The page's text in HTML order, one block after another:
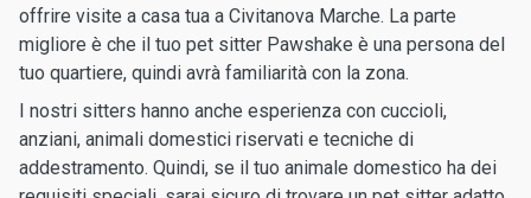
offrire visite a casa tua a Civitanova Marche. La parte
migliore è che il tuo pet sitter Pawshake è una persona del
tuo quartiere, quindi avrà familiarità con la zona.
I nostri sitters hanno anche esperienza con cuccioli,
anziani, animali domestici riservati e tecniche di
addestramento. Quindi, se il tuo animale domestico ha dei